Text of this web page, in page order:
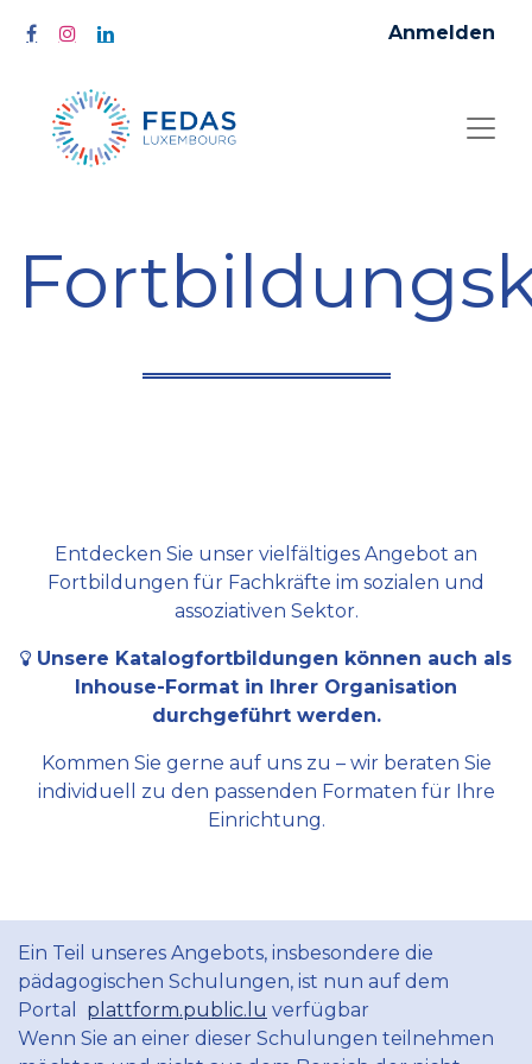
Anmelden
Entdecken Sie unser vielfältiges Angebot an
Fortbildungen für Fachkräfte im sozialen und
assoziativen Sektor.
Unsere Katalogfortbildungen können auch als
Inhouse-Format in Ihrer Organisation
durchgeführt werden.
Kommen Sie gerne auf uns zu – wir beraten Sie
individuell zu den passenden Formaten für Ihre
Einrichtung.
Ein Teil unseres Angebots, insbesondere die
pädagogischen Schulungen, ist nun auf dem
Portal plattform.public.lu verfügbar
Wenn Sie an einer dieser Schulungen teilnehmen